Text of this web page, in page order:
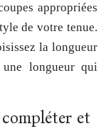
appropriées
de votre tenue.
la longueur
longueur qui
et